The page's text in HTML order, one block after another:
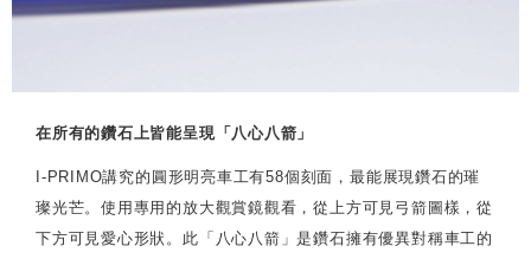
在所有的鑽石上皆能呈現「八心八箭」
I-PRIMO講究的圓形明亮車工有58個刻面，最能展現鑽石的璀
璨光芒。使用專用的放大觀賞鏡觀看，從上方可見弓箭圖樣，從
下方可見愛心形狀。此「八心八箭」是鑽石擁有優異對稱車工的